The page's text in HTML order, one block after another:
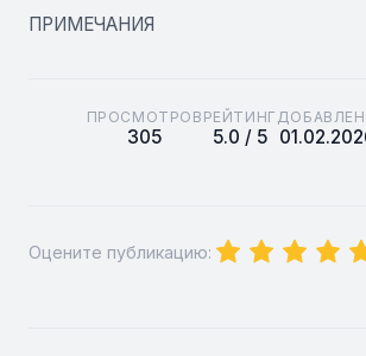
ПРИМЕЧАНИЯ
ПРОСМОТРОВ
305
РЕЙТИНГ
5.0 / 5
Оцените публикацию: